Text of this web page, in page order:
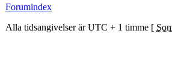
Forumindex
Alla tidsangivelser är UTC + 1 timme [